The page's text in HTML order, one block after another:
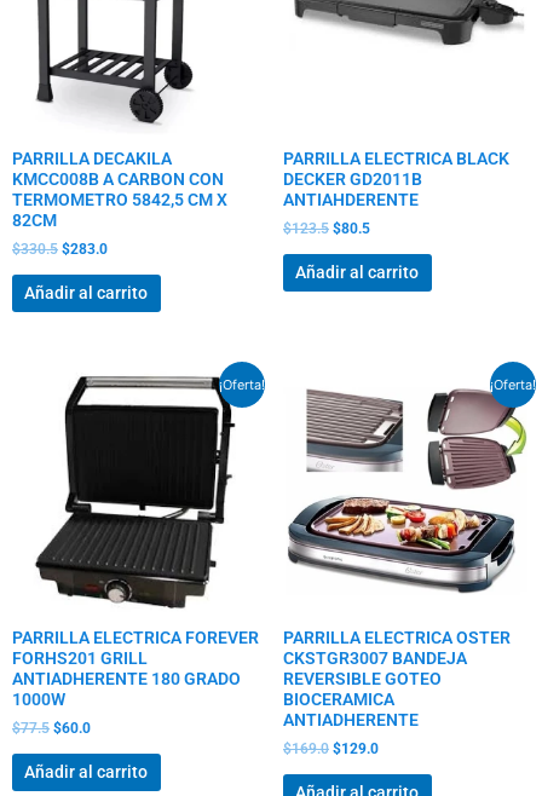
PARRILLA DECAKILA
KMCC008B A CARBON CON
TERMOMETRO 5842,5 CM X
82CM
$330.5 $283.0
Añadir al carrito
PARRILLA ELECTRICA BLACK
DECKER GD2011B
ANTIAHDERENTE
$123.5 $80.5
Añadir al carrito
¡Oferta!
PARRILLA ELECTRICA FOREVER
FORHS201 GRILL
ANTIADHERENTE 180 GRADO
1000W
$77.5
precio
original
era:
$77.5.
$60.0
El
Añadir al carrito
¡Oferta!
PARRILLA ELECTRICA OSTER
CKSTGR3007 BANDEJA
REVERSIBLE GOTEO
BIOCERAMICA
ANTIADHERENTE
$169.0
precio
original
era:
$169.0.
$129.0
precio
actual
es:
$129.0.